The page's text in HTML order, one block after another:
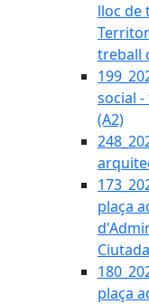
lloc de
treball
social
(A2)
plaça
plaça